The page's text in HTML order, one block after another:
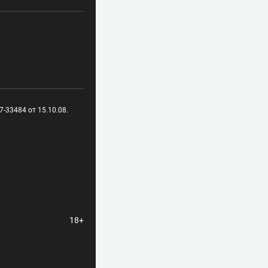
33484 от 15.10.08.
18+